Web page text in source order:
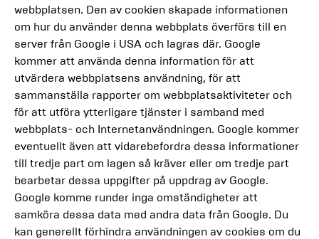
webbplatsen. Den av cookien skapade informationen
om hur du använder denna webbplats överförs till en
server från Google i USA och lagras där. Google
kommer att använda denna information för att
utvärdera webbplatsens användning, för att
sammanställa rapporter om webbplatsaktiviteter och
för att utföra ytterligare tjänster i samband med
webbplats- och Internetanvändningen. Google kommer
eventuellt även att vidarebefordra dessa informationer
till tredje part om lagen så kräver eller om tredje part
bearbetar dessa uppgifter på uppdrag av Google.
Google komme runder inga omständigheter att
samköra dessa data med andra data från Google. Du
kan generellt förhindra användningen av cookies om du